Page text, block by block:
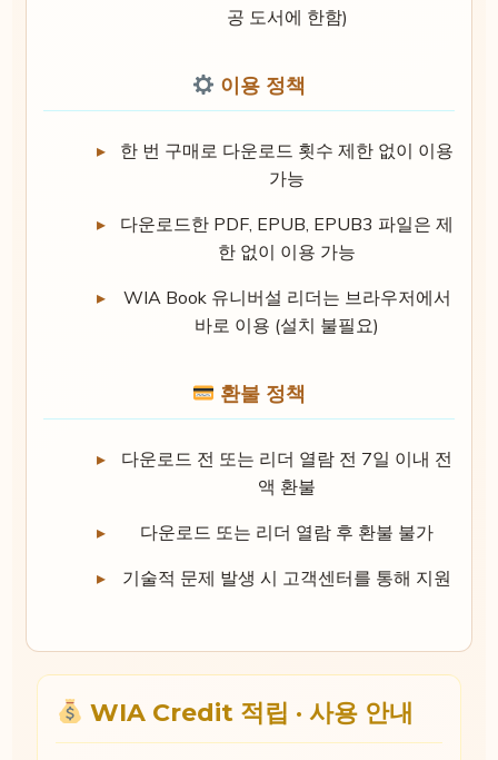
공 도서에 한함)
이용 정책
한 번 구매로 다운로드 횟수 제한 없이 이용
가능
다운로드한 PDF, EPUB, EPUB3 파일은 제
한 없이 이용 가능
WIA Book 유니버설 리더는 브라우저에서
바로 이용 (설치 불필요)
환불 정책
다운로드 전 또는 리더 열람 전 7일 이내 전
액 환불
다운로드 또는 리더 열람 후 환불 불가
기술적 문제 발생 시 고객센터를 통해 지원
WIA Credit 적립 · 사용 안내